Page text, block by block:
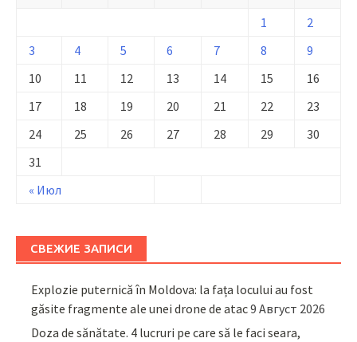
« Июл
1
2
3
4 5 6 7 8
9
10
11 12 13 14 15
16
17
18 19 20 21 22
23
24
25 26 27 28 29
30
31
СВЕЖИЕ ЗАПИСИ
Explozie puternică în Moldova: la fața locului au fost
găsite fragmente ale unei drone de atac9 Август 2026
Doza de sănătate. 4 lucruri pe care să le faci seara,